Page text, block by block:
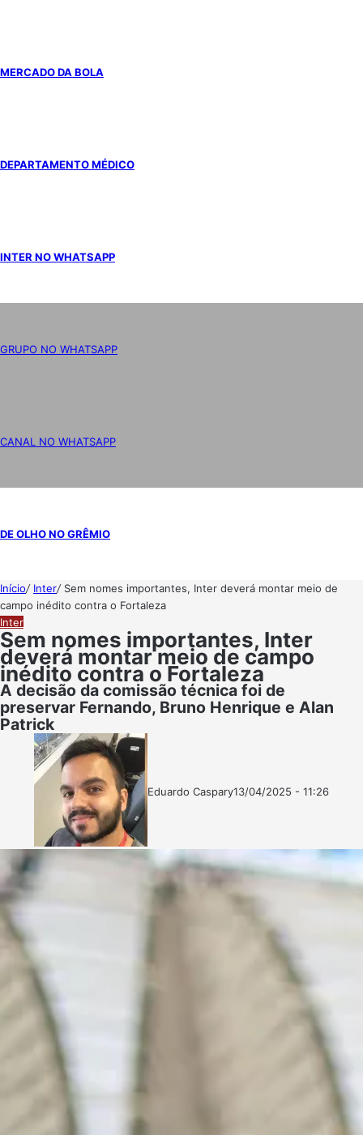
MERCADO DA BOLA
DEPARTAMENTO MÉDICO
INTER NO WHATSAPP
GRUPO NO WHATSAPP
CANAL NO WHATSAPP
DE OLHO NO GRÊMIO
Início/ Inter/ Sem nomes importantes, Inter deverá montar meio de
campo inédito contra o Fortaleza
Inter
Sem nomes importantes, Inter
deverá montar meio de campo
inédito contra o Fortaleza
A decisão da comissão técnica foi de
preservar Fernando, Bruno Henrique e Alan
Patrick
Eduardo CasparyFollow
Mande
13/04/2025 - 11:26